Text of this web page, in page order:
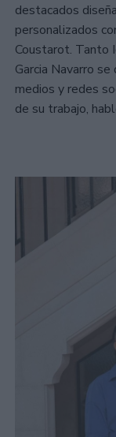
destacados
personalizados
Coustarot. Tanto
Garcia Navarro
medios y redes
de su trabajo,